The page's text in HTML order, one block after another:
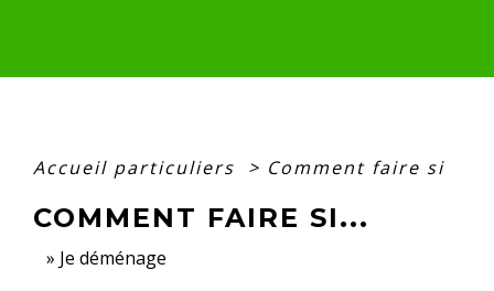
Accueil particuliers > Comment faire si
COMMENT FAIRE SI...
Je déménage